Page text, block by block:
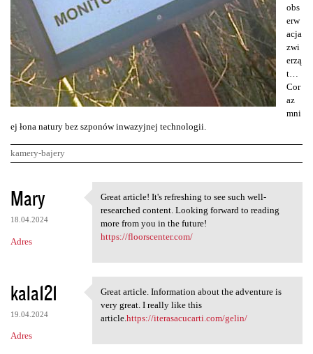
obs
erw
acja
zwi
erzą
t…
Cor
az
mni
ej łona natury bez szponów inwazyjnej technologii.
kamery-bajery
K
o
m
e
t
a
r
Mary
18.04.2024
Adres
Great article! It's
Great article! It's refreshing to see such well-
researched content. Looking forward to reading
more from you in the future!
https://floorscenter.com/
kala121
19.04.2024
Adres
Great article. Information
Great article. Information about the adventure is
very great. I really like this
article.https://iterasacucarti.com/gelin/